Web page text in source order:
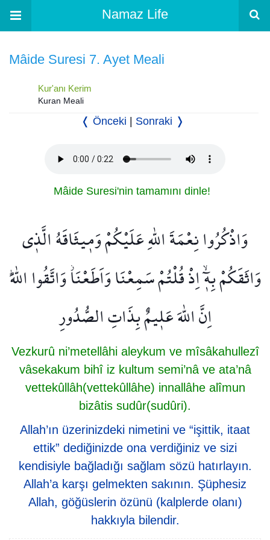
Namaz Life
Mâide Suresi 7. Ayet Meali
Kur'anı Kerim
Kuran Meali
❬ Önceki Sonraki ❭
Mâide Suresi'nin tamamını dinle!
وَاذْكُرُوا نِعْمَةَ اللّٰهِ عَلَيْكُمْ وَم۪يثَاقَهُ الَّذ۪ي
وَاثَقَكُمْ بِه۪ٓۙ اِذْ قُلْتُمْ سَمِعْنَا وَاَطَعْنَاۘ وَاتَّقُوا اللّٰهَۜ
اِنَّ اللّٰهَ عَل۪يمٌ بِذَاتِ الصُّدُورِ
Vezkurû ni’metellâhi aleykum ve mîsâkahullezî
vâsekakum bihî iz kultum semi’nâ ve ata’nâ
vettekûllâh(vettekûllâhe) innallâhe alîmun
bizâtis sudûr(sudûri).
Allah’ın üzerinizdeki nimetini ve “işittik, itaat
ettik” dediğinizde ona verdiğiniz ve sizi
kendisiyle bağladığı sağlam sözü hatırlayın.
Allah’a karşı gelmekten sakının. Şüphesiz
Allah, göğüslerin özünü (kalplerde olanı)
hakkıyla bilendir.